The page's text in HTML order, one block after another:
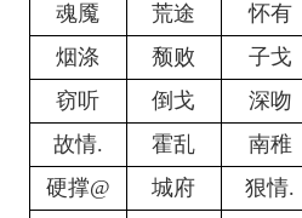
魂魇
荒途 怀有
烟涤
颓败 子戈
窃听
倒戈 深吻
故情.
霍乱 南稚
硬撑@
城府 狠情.